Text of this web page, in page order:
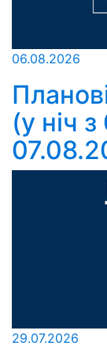
06.08.2026
(у ніч
29.07.2026